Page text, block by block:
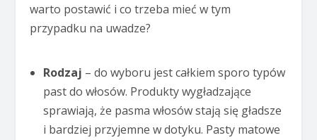
warto postawić i co trzeba mieć w tym
przypadku na uwadze?
Rodzaj – do wyboru jest całkiem sporo typów
past do włosów. Produkty wygładzające
sprawiają, że pasma włosów stają się gładsze
i bardziej przyjemne w dotyku. Pasty matowe